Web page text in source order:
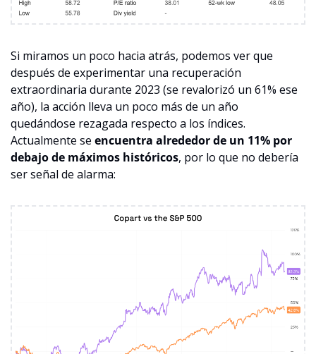
Si miramos un poco hacia atrás, podemos ver que
después de experimentar una recuperación
extraordinaria durante 2023 (se revalorizó un 61% ese
año), la acción lleva un poco más de un año
quedándose rezagada respecto a los índices.
Actualmente se encuentra alrededor de un 11% por
debajo de máximos históricos, por lo que no debería
ser señal de alarma: